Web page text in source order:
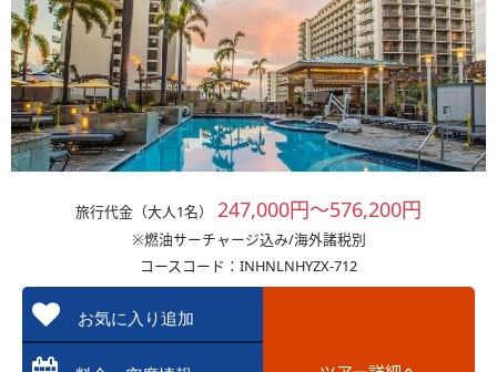
旅行代金（大人1名） 247,000円～576,200円
※燃油サーチャージ込み/海外諸税別
コースコード：INHNLNHYZX-712
お気に入り追加